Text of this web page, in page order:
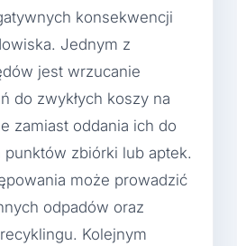
konsekwencji
Jednym z
jest wrzucanie
do zwykłych koszy na
zamiast oddania ich do
zbiórki lub aptek.
może prowadzić
odpadów oraz
Kolejnym